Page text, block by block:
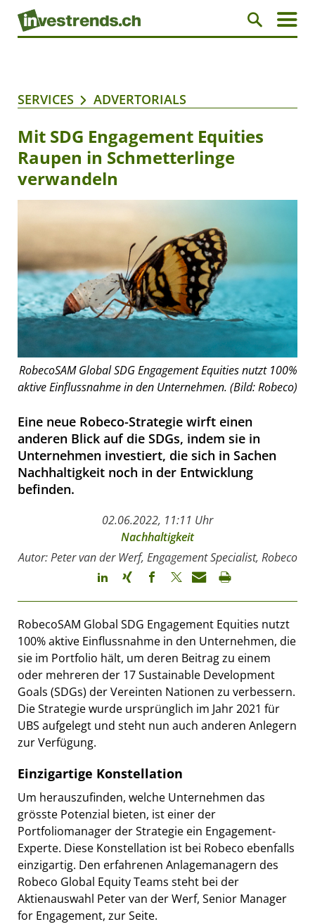
SERVICES ADVERTORIALS
Mit SDG Engagement Equities
Raupen in Schmetterlinge
verwandeln
RobecoSAM Global SDG Engagement Equities nutzt 100%
aktive Einflussnahme in den Unternehmen. (Bild: Robeco)
Eine neue Robeco-Strategie wirft einen
anderen Blick auf die SDGs, indem sie in
Unternehmen investiert, die sich in Sachen
Nachhaltigkeit noch in der Entwicklung
befinden.
02.06.2022, 11:11 Uhr
Nachhaltigkeit
Autor: Peter van der Werf, Engagement Specialist, Robeco
RobecoSAM Global SDG Engagement Equities nutzt
100% aktive Einflussnahme in den Unternehmen, die
sie im Portfolio hält, um deren Beitrag zu einem
oder mehreren der 17 Sustainable Development
Goals (SDGs) der Vereinten Nationen zu verbessern.
Die Strategie wurde ursprünglich im Jahr 2021 für
UBS aufgelegt und steht nun auch anderen Anlegern
zur Verfügung.
Einzigartige Konstellation
Um herauszufinden, welche Unternehmen das
grösste Potenzial bieten, ist einer der
Portfoliomanager der Strategie ein Engagement-
Experte. Diese Konstellation ist bei Robeco ebenfalls
einzigartig. Den erfahrenen Anlagemanagern des
Robeco Global Equity Teams steht bei der
Aktienauswahl Peter van der Werf, Senior Manager
for Engagement, zur Seite.